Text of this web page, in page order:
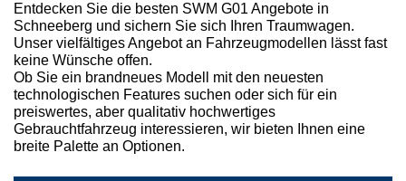
Entdecken Sie die besten SWM G01 Angebote in
Schneeberg und sichern Sie sich Ihren Traumwagen.
Unser vielfältiges Angebot an Fahrzeugmodellen lässt fast
keine Wünsche offen.
Ob Sie ein brandneues Modell mit den neuesten
technologischen Features suchen oder sich für ein
preiswertes, aber qualitativ hochwertiges
Gebrauchtfahrzeug interessieren, wir bieten Ihnen eine
breite Palette an Optionen.